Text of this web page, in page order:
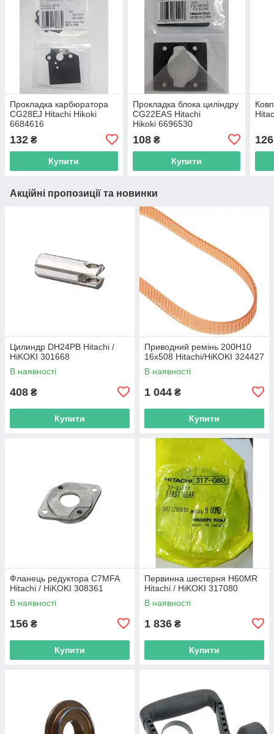
Прокладка карбюратора
CG28EJ Hitachi Hikoki
6684616
132 ₴
Купити
Прокладка блока циліндру
CG22EAS Hitachi
Hikoki 6696530
108₴
Купити
126
Акційні пропозиції та новинки
Цилиндр DH24PB Hitachi /
HiKOKI 301668
В наявності
408 ₴
Купити
Приводний ремінь 200Н10
16х508 Hitachi/HiKOKI 324427
В наявності
1 044 ₴
Купити
Фланець редуктора C7MFA
Hitachi / HiKOKI 308361
В наявності
156 ₴
Купити
Первинна шестерня H60MR
Hitachi / HiKOKI 317080
В наявності
1 836 ₴
Купити